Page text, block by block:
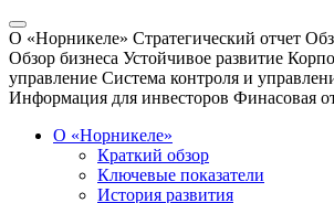
О «Норникеле» Стратегический отчет
Обзор бизнеса Устойчивое развитие
управление Система контроля и
Информация для инвесторов Финасовая
О «Норникеле»
Краткий обзор
Ключевые показатели
История развития